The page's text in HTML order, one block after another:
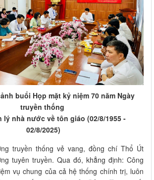
buổi Họp mặt kỷ niệm 70 năm Ngày
truyền thống
lý nhà nước về tôn giáo (02/8/1955 -
02/8/2025)
truyền thống vẻ vang, đồng chí Thổ Út
tuyên truyền. Qua đó, khẳng định: Công
vụ chung của cả hệ thống chính trị, luôn